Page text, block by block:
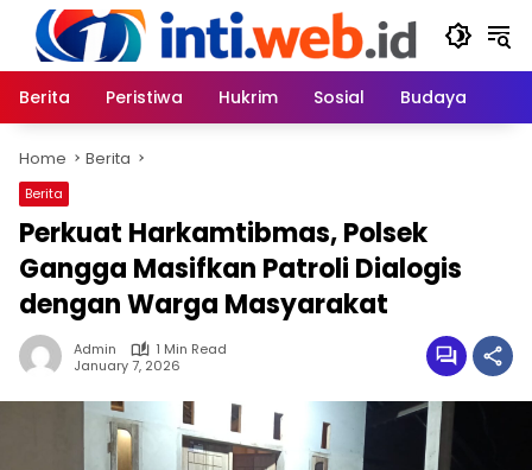
content
Berita
Peristiwa Hukrim Sosial Budaya
Home Berita
Berita
Perkuat Harkamtibmas, Polsek
Gangga Masifkan Patroli Dialogis
dengan Warga Masyarakat
Admin
1 Min Read
January 7, 2026